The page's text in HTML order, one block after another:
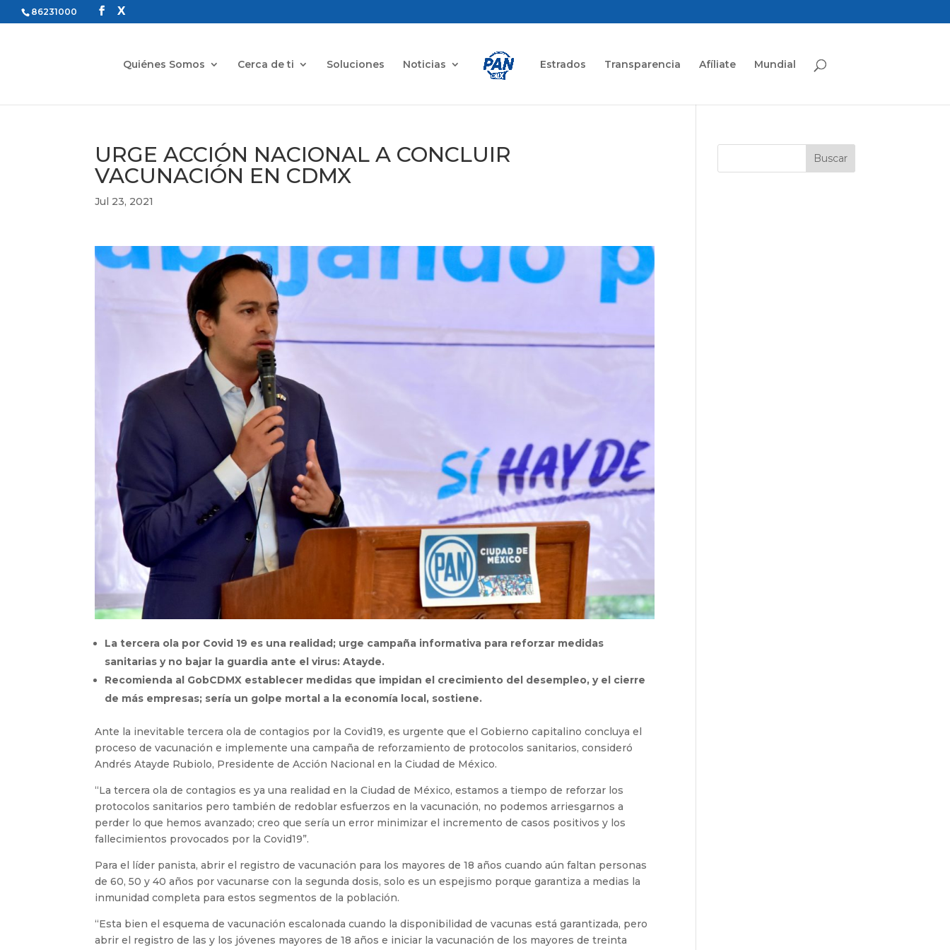
86231000
Quiénes Somos Cerca de ti Soluciones Noticias Estrados Transparencia Afíliate Mundial
URGE ACCIÓN NACIONAL A CONCLUIR
VACUNACIÓN EN CDMX
Jul 23, 2021
La tercera ola por Covid 19 es una realidad; urge campaña informativa para reforzar medidas
sanitarias y no bajar la guardia ante el virus: Atayde.
Recomienda al GobCDMX establecer medidas que impidan el crecimiento del desempleo, y el cierre
de más empresas; sería un golpe mortal a la economía local, sostiene.
Ante la inevitable tercera ola de contagios por la Covid19, es urgente que el Gobierno capitalino concluya el
proceso de vacunación e implemente una campaña de reforzamiento de protocolos sanitarios, consideró
Andrés Atayde Rubiolo, Presidente de Acción Nacional en la Ciudad de México.
“La tercera ola de contagios es ya una realidad en la Ciudad de México, estamos a tiempo de reforzar los
protocolos sanitarios pero también de redoblar esfuerzos en la vacunación, no podemos arriesgarnos a
perder lo que hemos avanzado; creo que sería un error minimizar el incremento de casos positivos y los
fallecimientos provocados por la Covid19”.
Para el líder panista, abrir el registro de vacunación para los mayores de 18 años cuando aún faltan personas
de 60, 50 y 40 años por vacunarse con la segunda dosis, solo es un espejismo porque garantiza a medias la
inmunidad completa para estos segmentos de la población.
“Esta bien el esquema de vacunación escalonada cuando la disponibilidad de vacunas está garantizada, pero
abrir el registro de las y los jóvenes mayores de 18 años e iniciar la vacunación de los mayores de treinta